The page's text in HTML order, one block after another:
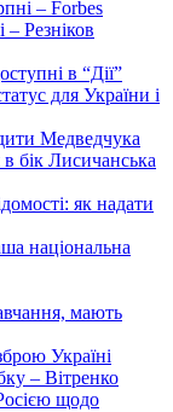
– Forbes
Резніков
в “Дії”
для України і
Медведчука
бік Лисичанська
як надати
національна
мають
Україні
– Вітренко
щодо